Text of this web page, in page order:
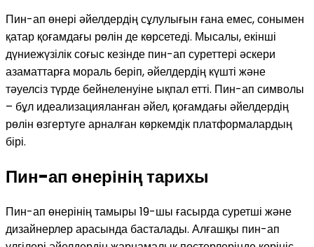
Пин-ап өнері әйелдердің сұлулығын ғана емес, сонымен
қатар қоғамдағы рөлін де көрсетеді. Мысалы, екінші
дүниежүзілік соғыс кезінде пин-ап суреттері әскери
азаматтарға мораль беріп, әйелдердің күшті және
тәуелсіз түрде бейнеленуіне ықпал етті. Пин-ап символы
– бұл идеализацияланған әйел, қоғамдағы әйелдердің
рөлін өзгертуге арналған көркемдік платформалардың
бірі.
Пин-ап өнерінің тарихы
Пин-ап өнерінің тамыры 19-шы ғасырда суретші және
дизайнерлер арасында басталады. Алғашқы пин-ап